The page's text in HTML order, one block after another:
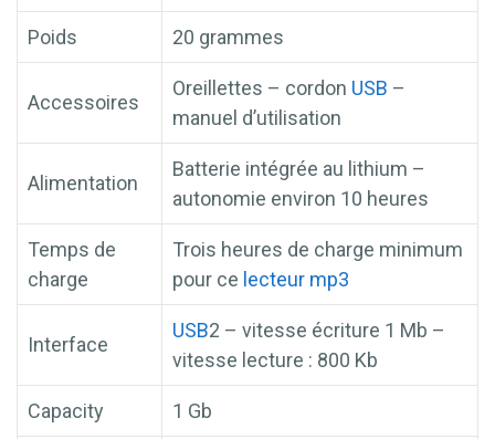
Poids 20 grammes
Accessoires
Oreillettes – cordon USB –
manuel d’utilisation
Alimentation
Batterie intégrée au lithium –
autonomie environ 10 heures
Temps de
charge
Trois heures de charge minimum
pour ce lecteur mp3
Interface
USB2 – vitesse écriture 1 Mb –
vitesse lecture : 800 Kb
Capacity 1 Gb